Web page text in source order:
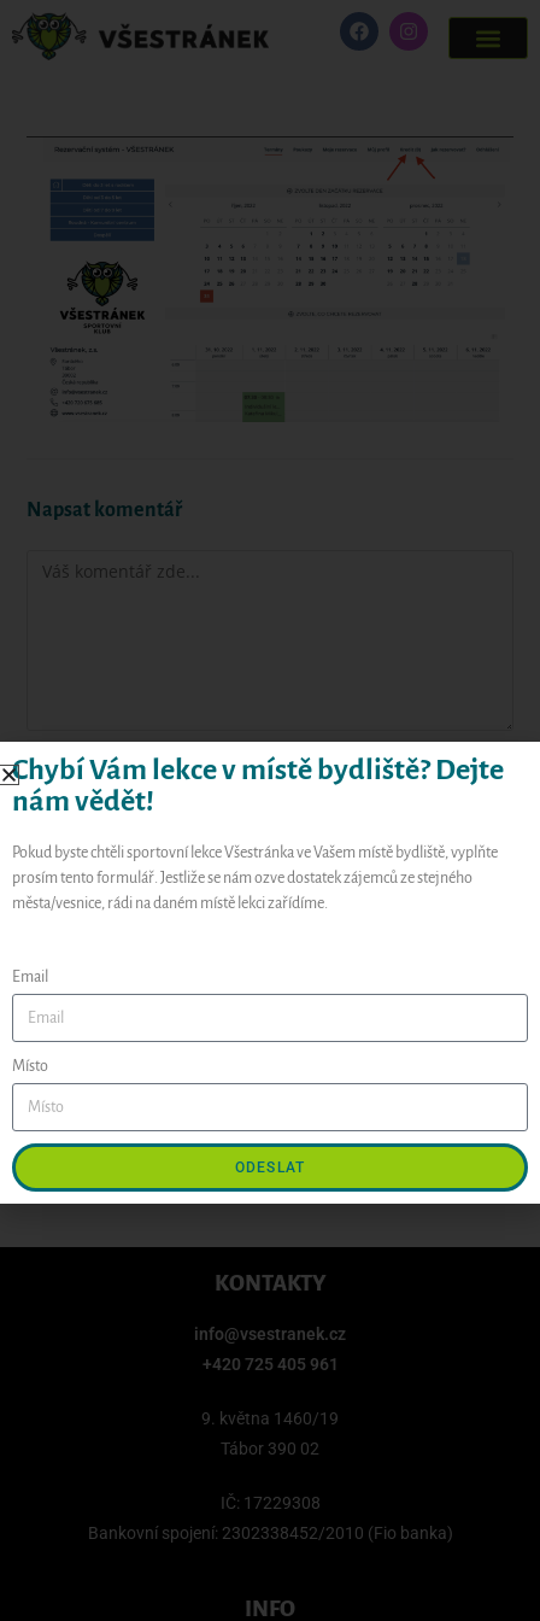
Napsat komentář
Uložit do prohlížeče jméno, e-mail a webovou stránku pro
budoucí komentáře.
KONTAKTY
info@vsestranek.cz
+420 725 405 961
9. května 1460/19
Tábor 390 02
IČ: 17229308
Bankovní spojení: 2302338452/2010 (Fio banka)
INFO
Chybí Vám lekce v místě bydliště? Dejte
nám vědět!
Pokud byste chtěli sportovní lekce Všestránka ve Vašem místě bydliště, vyplňte
prosím tento formulář. Jestliže se nám ozve dostatek zájemců ze stejného
města/vesnice, rádi na daném místě lekci zařídíme.
Email
Místo
ODESLAT